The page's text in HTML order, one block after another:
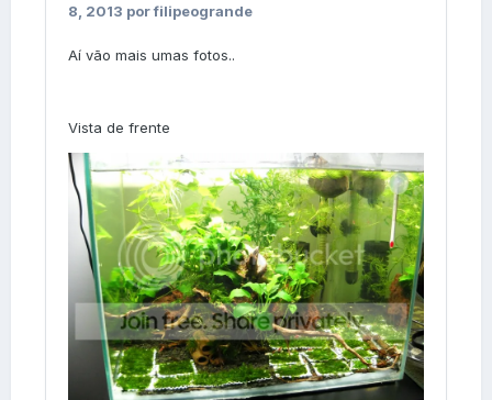
8, 2013 por filipeogrande
Aí vão mais umas fotos..
Vista de frente